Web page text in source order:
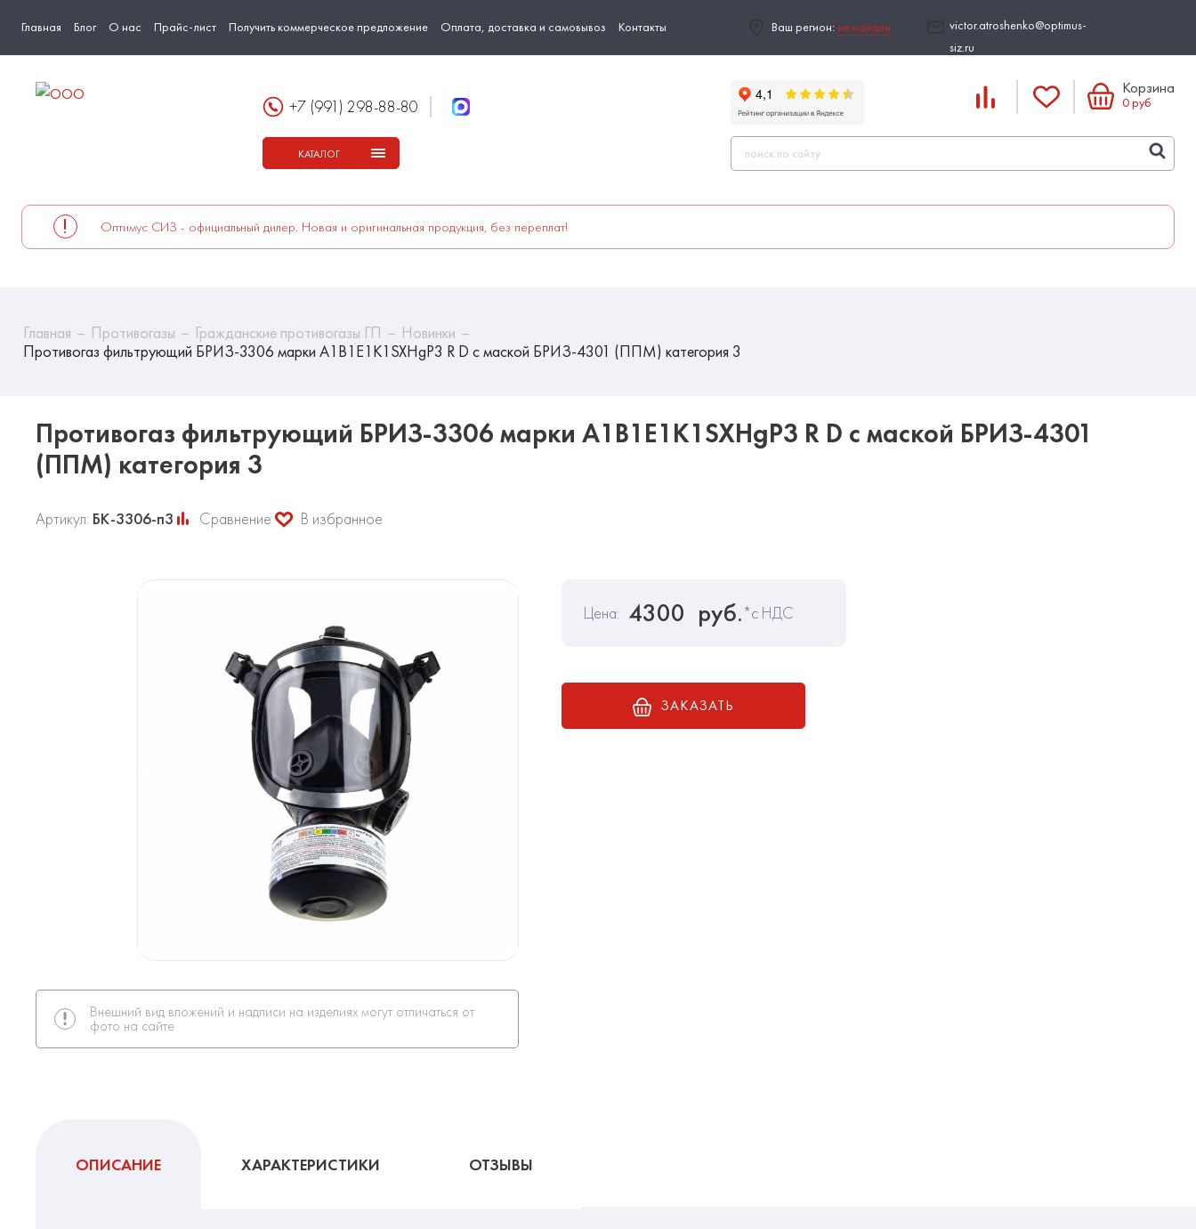
Главная Блог О нас Прайс-лист Получить коммерческое предложение Оплата, доставка и самовывоз Контакты Ваш регион: не найден
victor.atroshenko@optimus-
siz.ru
+7 (991) 298-88-80
КАТАЛОГ
Корзина
0руб
Оптимус СИЗ - официальный дилер. Новая и оригинальная продукция, без переплат!
Главная Противогазы Гражданские противогазы ГП
Новинки
Противогаз фильтрующий БРИЗ-3306 марки A1B1E1K1SXHgP3 R D с маской БРИЗ-4301 (ППМ) категория 3
Противогаз фильтрующий БРИЗ-3306 марки A1B1E1K1SXHgP3 R D с маской БРИЗ-4301
(ППМ) категория 3
Артикул: БК-3306-п3 Сравнение В избранное
Внешний вид вложений и надписи на изделиях могут отличаться от
фото на сайте
Цена: 4300 руб.*с НДС
ЗАКАЗАТЬ
ОПИСАНИЕ ХАРАКТЕРИСТИКИ ОТЗЫВЫ